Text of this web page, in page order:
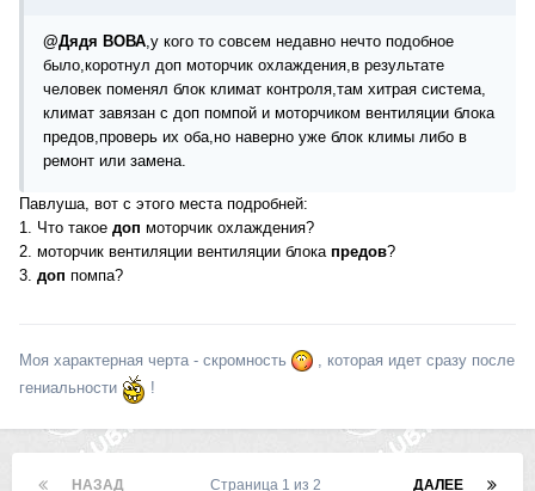
@Дядя ВОВА ,у кого то совсем недавно нечто подобное
было,коротнул доп моторчик охлаждения,в результате
человек поменял блок климат контроля,там хитрая система,
климат завязан с доп помпой и моторчиком вентиляции блока
предов,проверь их оба,но наверно уже блок климы либо в
ремонт или замена.
Павлуша, вот с этого места подробней:
1. Что такое доп моторчик охлаждения?
2. моторчик вентиляции вентиляции блока предов?
3. доп помпа?
Моя характерная черта - скромность
, которая идет сразу после
гениальности
!
НАЗАД ДАЛЕЕ
Страница 1 из 2